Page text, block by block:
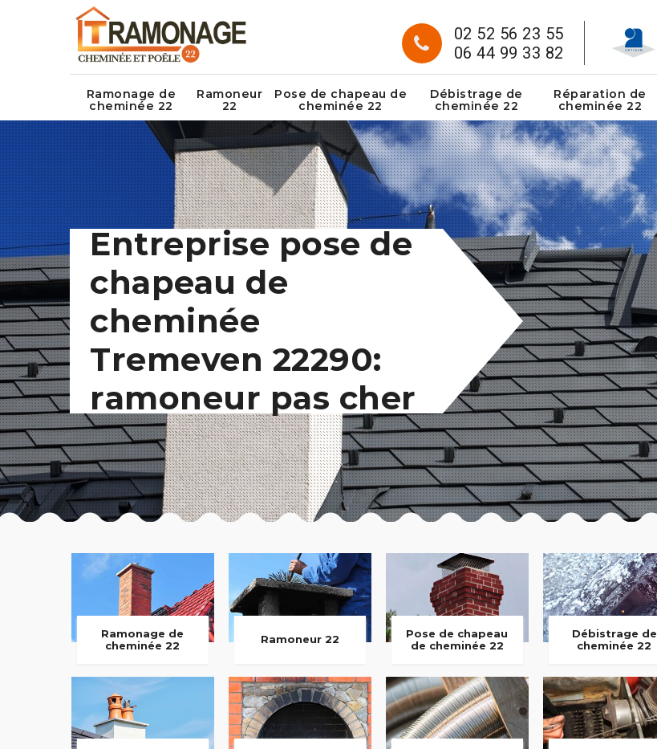
02 52 56 23 55
06 44 99 33 82
Ramonage de
cheminée 22
Ramoneur
22
Pose de chapeau de
cheminée 22
Débistrage de
cheminée 22
Réparation de
cheminée 22
Entreprise pose de
chapeau de
cheminée
Tremeven 22290:
ramoneur pas cher
Ramonage de
cheminée 22
Ramoneur 22
Pose de chapeau
de cheminée 22
Débistrage de
cheminée 22